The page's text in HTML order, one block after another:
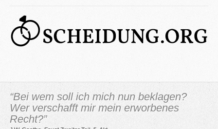
“Bei wem soll ich mich nun beklagen?
Wer verschafft mir mein erworbenes
Recht?”